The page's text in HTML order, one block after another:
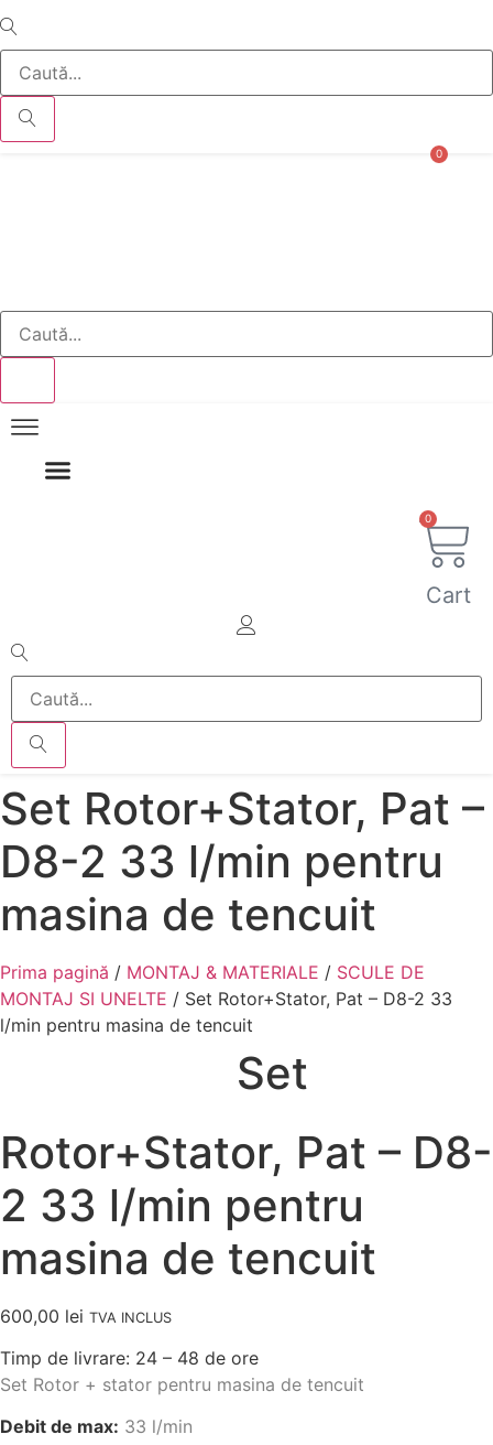
0
0
Cart
Set Rotor+Stator, Pat –
D8-2 33 l/min pentru
masina de tencuit
Prima pagină / MONTAJ & MATERIALE / SCULE DE
MONTAJ SI UNELTE / Set Rotor+Stator, Pat – D8-2 33
l/min pentru masina de tencuit
Set
Rotor+Stator, Pat – D8-
2 33 l/min pentru
masina de tencuit
600,00 lei TVA INCLUS
Timp de livrare: 24 – 48 de ore
Set Rotor + stator pentru masina de tencuit
Debit de max: 33 l/min